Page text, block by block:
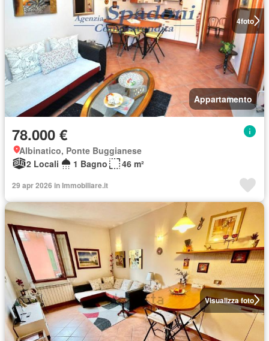
4foto
Appartamento
78.000 €
Albinatico, Ponte Buggianese
2 Locali
1 Bagno 46 m²
29 apr 2026 in Immobiliare.it
Visualizza foto